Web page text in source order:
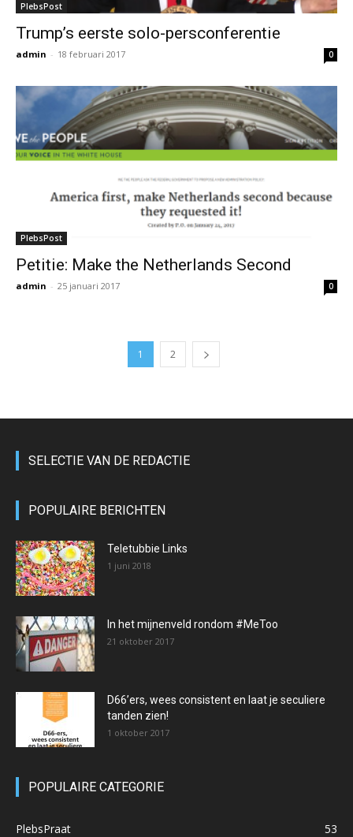
PlebsPost
Trump’s eerste solo-persconferentie
admin - 18 februari 2017 0
PlebsPost
Petitie: Make the Netherlands Second
admin - 25 januari 2017 0
1 2
SELECTIE VAN DE REDACTIE
POPULAIRE BERICHTEN
Teletubbie Links
1 juni 2018
In het mijnenveld rondom #MeToo
21 oktober 2017
D66’ers, wees consistent en laat je seculiere
tanden zien!
1 oktober 2017
POPULAIRE CATEGORIE
PlebsPraat
53